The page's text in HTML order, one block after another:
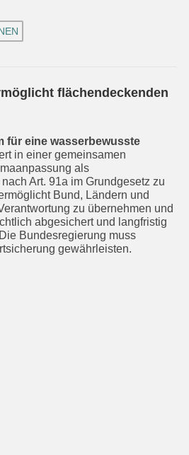
flächendeckenden
für eine wasser­bewusste
in einer gemeinsamen
als
Art. 91a im Grundgesetz zu
Bund, Ländern und
zu übernehmen und
abgesichert und langfristig
Bundesregierung muss
gewährleisten.